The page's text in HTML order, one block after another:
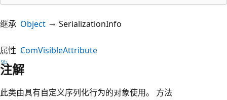
继承 Object SerializationInfo
属性 ComVisibleAttribute
注解
此类由具有自定义序列化行为的对象使用。 方法